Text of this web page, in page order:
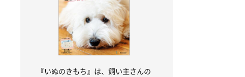
『いぬのきもち』は、飼い主さんの